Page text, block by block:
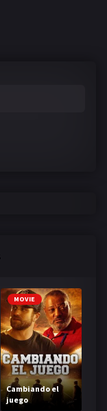
MOVIE
Cambiando el
juego